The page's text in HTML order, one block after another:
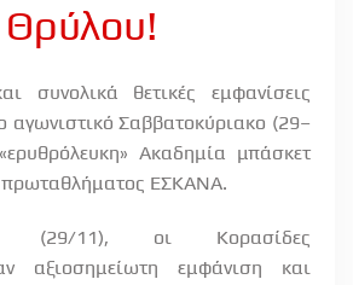
Θρύλου!
συνολικά θετικές εμφανίσεις
αγωνιστικό Σαββατοκύριακο (29–
Ακαδημία μπάσκετ
πρωταθλήματος ΕΣΚΑΝΑ.
(29/11), οι Κορασίδες
αξιοσημείωτη εμφάνιση και